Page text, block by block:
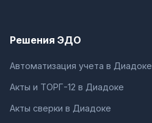
Решения ЭДО
Автоматизация учета в Диадоке
Акты и ТОРГ-12 в Диадоке
Акты сверки в Диадоке